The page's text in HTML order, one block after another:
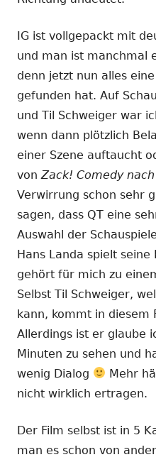
IG ist vollgepackt mit
und man ist manchmal
denn jetzt nun alles
gefunden hat. Auf
und Til Schweiger war
wenn dann plötzlich
einer Szene auftaucht
vonZack! Comedy
Verwirrung schon sehr
sagen, dass QT eine
Auswahl der
Hans Landa spielt
gehört für mich zu
Selbst Til Schweiger,
kann, kommt in diesem
Allerdings ist er glaube
Minuten zu sehen und
wenig Dialog
Mehr
nicht wirklich ertragen.
Der Film selbst ist in 5
man es schon von